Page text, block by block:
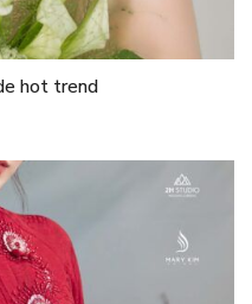
hot trend